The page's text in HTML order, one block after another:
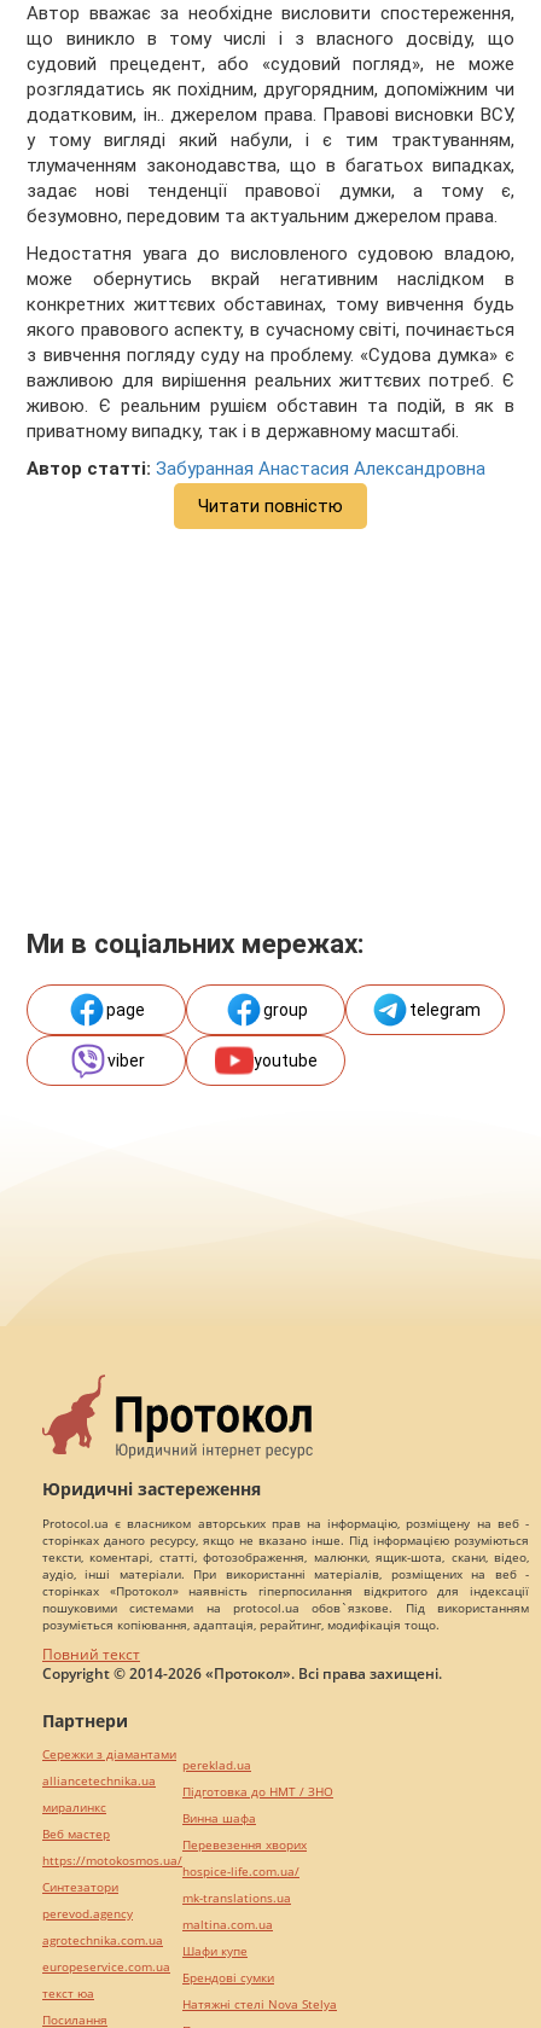
Автор вважає за необхідне висловити спостереження,
що виникло в тому числі і з власного досвіду, що
судовий прецедент, або «судовий погляд», не може
розглядатись як похідним, другорядним, допоміжним чи
додатковим, ін.. джерелом права. Правові висновки ВСУ,
у тому вигляді який набули, і є тим трактуванням,
тлумаченням законодавства, що в багатьох випадках,
задає нові тенденції правової думки, а тому є,
безумовно, передовим та актуальним джерелом права.
Недостатня увага до висловленого судовою владою,
може обернутись вкрай негативним наслідком в
конкретних життєвих обставинах, тому вивчення будь
якого правового аспекту, в сучасному світі, починається
з вивчення погляду суду на проблему. «Судова думка» є
важливою для вирішення реальних життєвих потреб. Є
живою. Є реальним рушієм обставин та подій, в як в
приватному випадку, так і в державному масштабі.
Автор статті: Забуранная Анастасия Александровна
Читати повністю
Ми в соціальних мережах:
page group telegram
viber youtube
Юридичні застереження
Protocol.ua є власником авторських прав на інформацію, розміщену на веб -
сторінках даного ресурсу, якщо не вказано інше. Під інформацією розуміються
тексти, коментарі, статті, фотозображення, малюнки, ящик-шота, скани, відео,
аудіо, інші матеріали. При використанні матеріалів, розміщених на веб -
сторінках «Протокол» наявність гіперпосилання відкритого для індексації
пошуковими системами на protocol.ua обов`язкове. Під використанням
розуміється копіювання, адаптація, рерайтинг, модифікація тощо.
Повний текст
Copyright © 2014-2026 «Протокол». Всі права захищені.
Партнери
Сережки з діамантами
alliancetechnika.ua
миралинкс
Веб мастер
https://motokosmos.ua/
Синтезатори
perevod.agency
agrotechnika.com.ua
europeservice.com.ua
текст юа
Посилання
pereklad.ua
Підготовка до НМТ / ЗНО
Винна шафа
Перевезення хворих
hospice-life.com.ua/
mk-translations.ua
maltina.com.ua
Шафи купе
Брендові сумки
Натяжні стелі Nova Stelya